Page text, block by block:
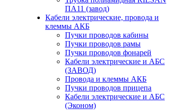
ПА11 (завод)
Кабели электрические, провода и
клеммы АКБ
Пучки проводов кабины
Пучки проводов рамы
Пучки проводов фонарей
Кабели электрические и АБС
(ЗАВОД)
Провода и клеммы АКБ
Пучки проводов прицепа
Кабели электрические и АБС
(Эконом)